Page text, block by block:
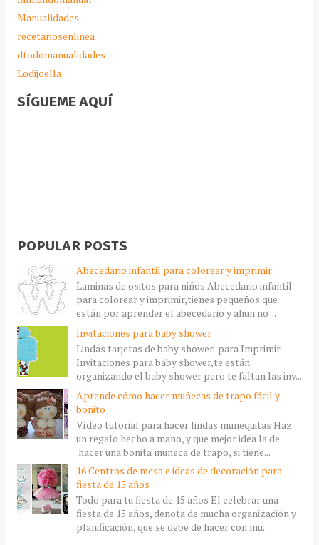
Manualidades
recetariosenlinea
dtodomanualidades
Lodijoella
SÍGUEME AQUÍ
POPULAR POSTS
Abecedario infantil para colorear y imprimir
Laminas de ositos para niños Abecedario infantil
para colorear y imprimir,tienes pequeños que
están por aprender el abecedario y ahun no ...
Invitaciones para baby shower
Lindas tarjetas de baby shower para Imprimir
Invitaciones para baby shower,te están
organizando el baby shower pero te faltan las inv...
Aprende cómo hacer muñecas de trapo fácil y
bonito
Vídeo tutorial para hacer lindas muñequitas Haz
un regalo hecho a mano, y que mejor idea la de
hacer una bonita muñeca de trapo, si tiene...
16 Centros de mesa e ideas de decoración para
fiesta de 15 años
Todo para tu fiesta de 15 años El celebrar una
fiesta de 15 años, denota de mucha organización y
planificación, que se debe de hacer con mu...